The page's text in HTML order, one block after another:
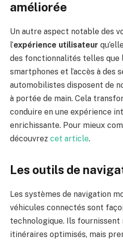
améliorée
Un autre aspect notable des
l’expérience utilisateur
des fonctionnalités telles que
smartphones et l’accès à des
automobilistes disposent de
à portée de main. Cela
conduire en une expérience
enrichissante. Pour mieux
découvrez cet article.
Les outils de
Les systèmes de navigation
véhicules connectés sont
technologique. Ils fournissent
itinéraires optimisés, mais